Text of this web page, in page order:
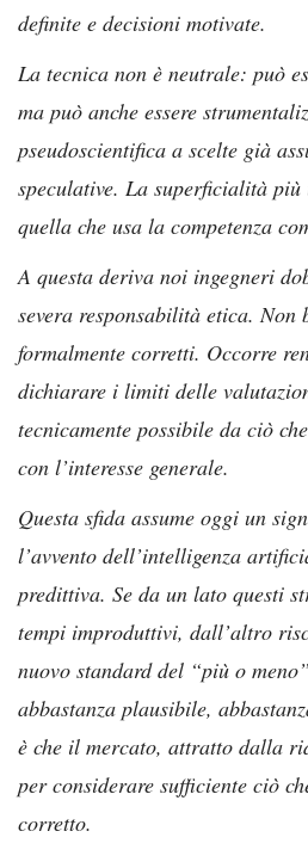
definite e decisioni motivate.
La tecnica non è neutrale: può
ma può anche essere
pseudoscientifica a scelte già
speculative. La superficialità
quella che usa la competenza
A questa deriva noi ingegneri
severa responsabilità etica.
formalmente corretti. Occorre
dichiarare i limiti delle
tecnicamente possibile da ciò
con l’interesse generale.
Questa sfida assume oggi un
l’avvento dell’intelligenza
predittiva. Se da un lato questi
tempi improduttivi, dall’altro
nuovo standard del “più o
abbastanza plausibile,
è che il mercato, attratto dalla
per considerare sufficiente ciò
corretto.